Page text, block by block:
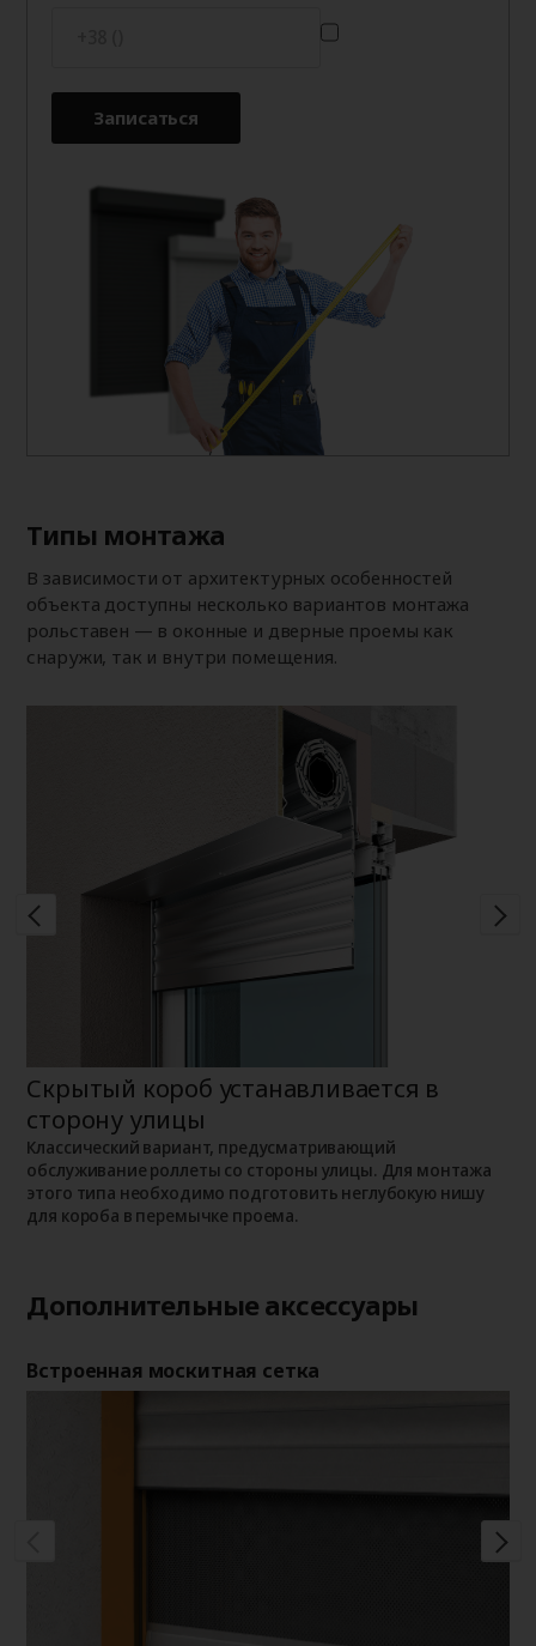
Записаться
Типы монтажа
В зависимости от архитектурных особенностей
объекта доступны несколько вариантов монтажа
рольставен — в оконные и дверные проемы как
снаружи, так и внутри помещения.
Скрытый короб устанавливается в
сторону улицы
Классический вариант, предусматривающий
обслуживание роллеты со стороны улицы. Для монтажа
этого типа необходимо подготовить неглубокую нишу
для короба в перемычке проема.
Дополнительные аксессуары
Встроенная москитная сетка